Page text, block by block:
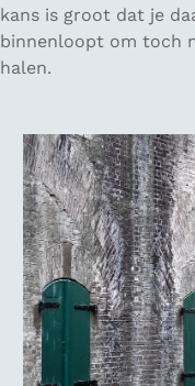
kans is groot dat je
binnenloopt om toch
halen.